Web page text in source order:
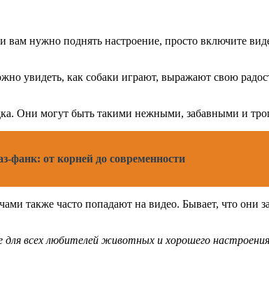
вам нужно поднять настроение, просто включите
увидеть, как собаки играют, выражают свою
Они могут быть такими нежными, забавными и
фанк: от корней до современности
также часто попадают на видео. Бывает, что они
всех любителей животных и хорошего